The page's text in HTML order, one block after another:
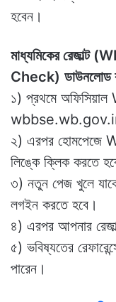
হবেন।
মাধ্যমিকের রেজাল্ট
Check) ডাউনলোড
১) প্রথমে
wbbse.wb.gov.in
২) এরপর
লিঙ্কে ক্লিক করতে
৩) নতুন পেজ খুলে
লগইন করতে হবে।
৪) এরপর আপনার
৫) ভবিষ্যতের
পারেন।